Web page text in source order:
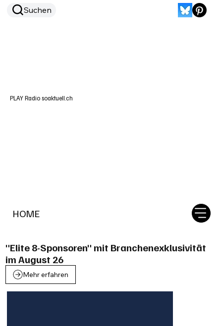
HOME
Suchen
PLAY Radio soaktuell.ch
"Elite 8-Sponsoren" mit Branchenexklusivität
im August 26
Mehr erfahren